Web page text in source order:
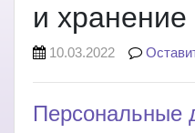
и хранение
10.03.2022
Персональные